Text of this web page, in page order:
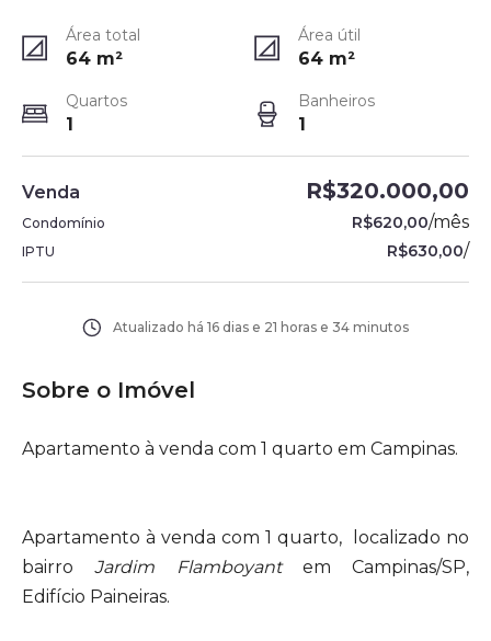
Área total
64 m²
Área útil
64 m²
Quartos
1
Banheiros
1
Venda R$320.000,00
Condomínio R$620,00/mês
IPTU R$630,00/
Atualizado há 16 dias e 21 horas e 34 minutos
Sobre o Imóvel
Apartamento à venda com 1 quarto em Campinas.
Apartamento à venda com 1 quarto, localizado no
bairroJardim Flamboyantem Campinas/SP,
Edifício Paineiras.